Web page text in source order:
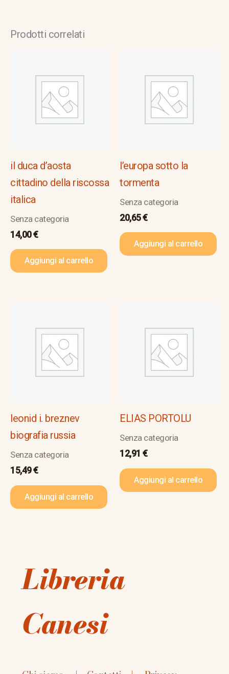
Prodotti correlati
il duca d’aosta
cittadino della riscossa
italica
Senza categoria
14,00€
Aggiungi al carrello
l’europa sotto la
tormenta
Senza categoria
20,65€
Aggiungi al carrello
leonid i. breznev
biografia russia
Senza categoria
15,49€
Aggiungi al carrello
ELIAS PORTOLU
Senza categoria
12,91 €
Aggiungi al carrello
Libreria
Canesi